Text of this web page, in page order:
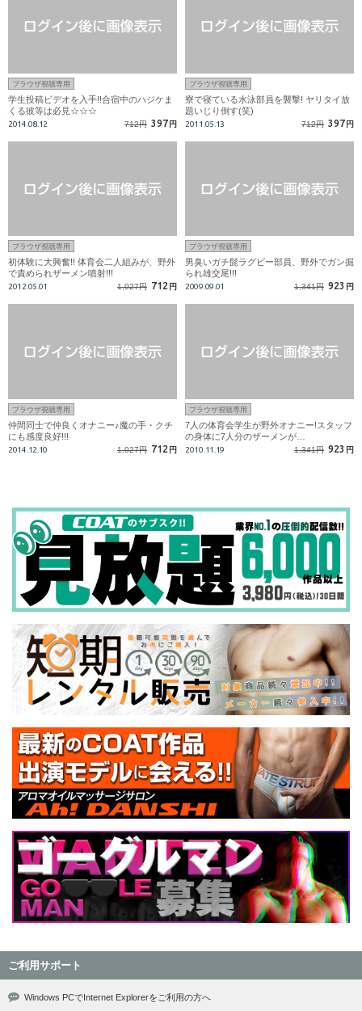
ブラウザ視聴専用
学生投稿ビデオを入手!!合宿中のハジケま
くる彼等は必見☆☆☆
2014.08.12 712円 397 円
ブラウザ視聴専用
寮で寝ている水泳部員を襲撃! ヤリタイ放
題いじり倒す(笑)
2011.05.13 712円 397 円
ブラウザ視聴専用
初体験に大興奮!! 体育会二人組みが、野外
で責められザーメン噴射!!!
2012.05.01 1,027円 712 円
ブラウザ視聴専用
男臭いガチ髭ラグビー部員、野外でガン掘
られ雄交尾!!!
2009.09.01 1,341円 923 円
ブラウザ視聴専用
仲間同士で仲良くオナニー♪魔の手・クチ
にも感度良好!!!
2014.12.10 1,027円 712 円
ブラウザ視聴専用
7人の体育会学生が野外オナニー!スタッフ
の身体に7人分のザーメンが…
2010.11.19 1,341円 923 円
ご利用サポート
Windows PCでInternet Explorerをご利用の方へ